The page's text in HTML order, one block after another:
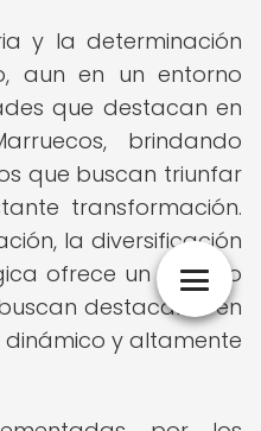
y la determinación
aun en un entorno
que destacan en
brindando
que buscan triunfar
transformación.
la diversificación
ofrece un modelo
destacarse en
y altamente